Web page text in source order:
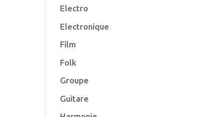
Electro
Electronique
Film
Folk
Groupe
Guitare